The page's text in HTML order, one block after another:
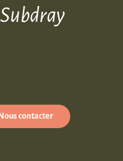
Nous contacter